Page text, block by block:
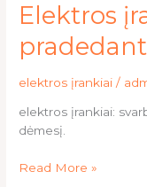
Elektros
elektros įrankiai /
elektros įrankiai:
dėmesį.
Elektros
įrankiai
–
patarimai
pradedantiesiems
Read More »